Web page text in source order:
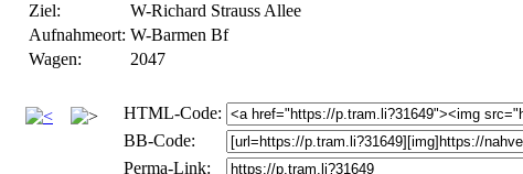
Ziel:
W-Richard Strauss Allee
Aufnahmeort: W-Barmen Bf
Wagen:
2047
HTML-Code:
BB-Code:
Perma-Link: